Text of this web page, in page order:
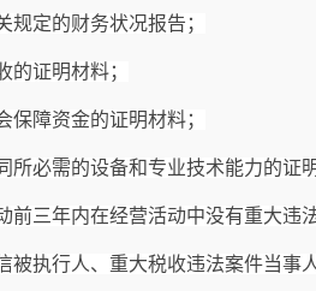
规定的财务状况报告；
的证明材料；
保障资金的证明材料；
所必需的设备和专业技术能力的证
前三年内在经营活动中没有重大违
被执行人、重大税收违法案件当